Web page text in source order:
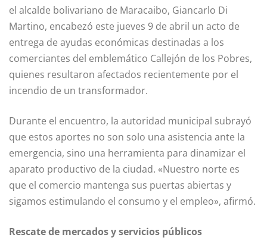
el alcalde bolivariano de Maracaibo, Giancarlo Di
Martino, encabezó este jueves 9 de abril un acto de
entrega de ayudas económicas destinadas a los
comerciantes del emblemático Callejón de los Pobres,
quienes resultaron afectados recientemente por el
incendio de un transformador.
Durante el encuentro, la autoridad municipal subrayó
que estos aportes no son solo una asistencia ante la
emergencia, sino una herramienta para dinamizar el
aparato productivo de la ciudad. «Nuestro norte es
que el comercio mantenga sus puertas abiertas y
sigamos estimulando el consumo y el empleo», afirmó.
Rescate de mercados y servicios públicos